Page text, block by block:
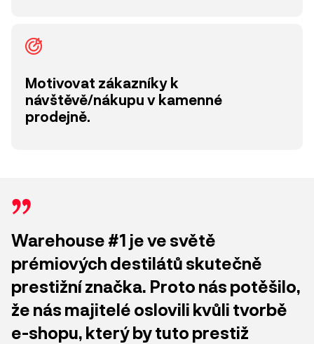
Motivovat zákazníky k
návštěvě/nákupu v kamenné
prodejně.
Warehouse #1 je ve světě
prémiových destilátů skutečně
prestižní značka. Proto nás potěšilo,
že nás majitelé oslovili kvůli tvorbě
e-shopu, který by tuto prestiž